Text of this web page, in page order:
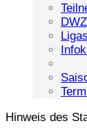
Hinweis des